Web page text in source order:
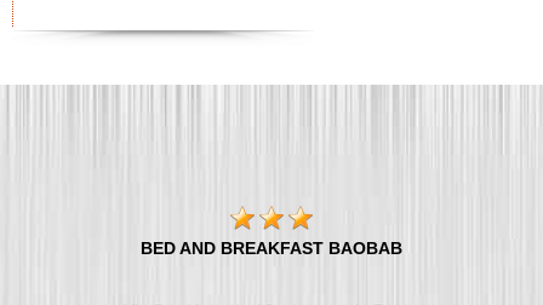
BED AND BREAKFAST BAOBAB